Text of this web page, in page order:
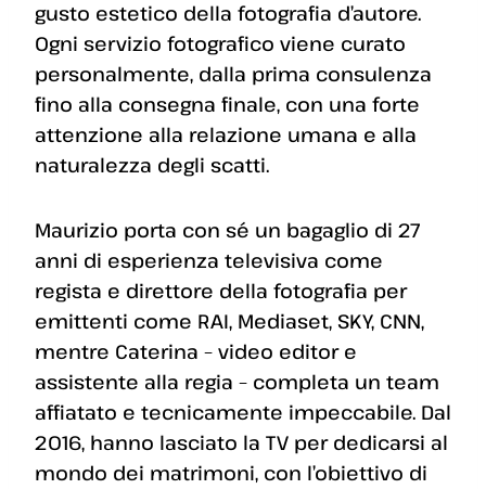
gusto estetico della fotografia d’autore.
Ogni servizio fotografico viene curato
personalmente, dalla prima consulenza
fino alla consegna finale, con una forte
attenzione alla relazione umana e alla
naturalezza degli scatti.
Maurizio porta con sé un bagaglio di 27
anni di esperienza televisiva come
regista e direttore della fotografia per
emittenti come RAI, Mediaset, SKY, CNN,
mentre Caterina – video editor e
assistente alla regia – completa un team
affiatato e tecnicamente impeccabile. Dal
2016, hanno lasciato la TV per dedicarsi al
mondo dei matrimoni, con l’obiettivo di